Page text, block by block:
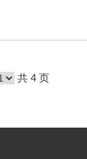
共 4 页